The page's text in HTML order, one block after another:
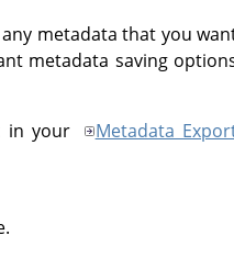
metadata that you
metadata saving
in your
Metadata